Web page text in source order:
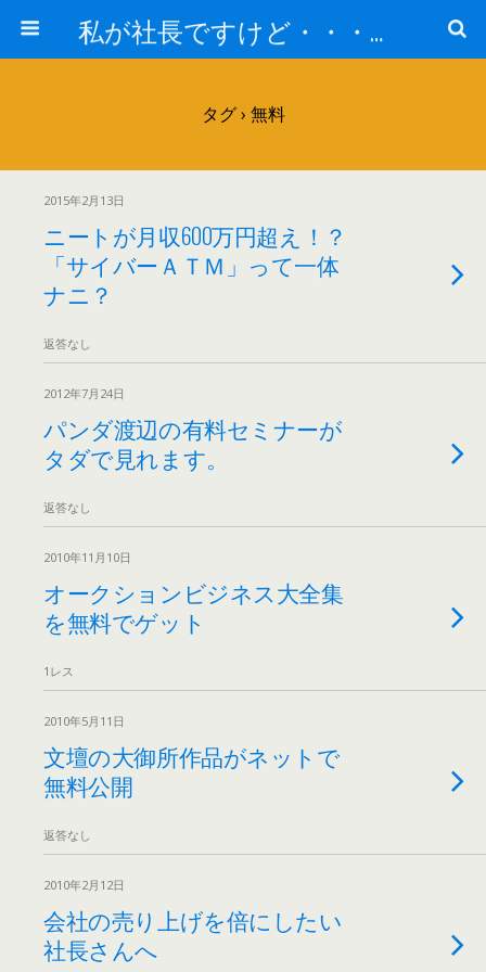
私が社長ですけど・・・何か!?
タグ › 無料
2015年2月13日
ニートが月収600万円超え！？
「サイバーＡＴＭ」って一体
ナニ？
返答なし
2012年7月24日
パンダ渡辺の有料セミナーが
タダで見れます。
返答なし
2010年11月10日
オークションビジネス大全集
を無料でゲット
1レス
2010年5月11日
文壇の大御所作品がネットで
無料公開
返答なし
2010年2月12日
会社の売り上げを倍にしたい
社長さんへ